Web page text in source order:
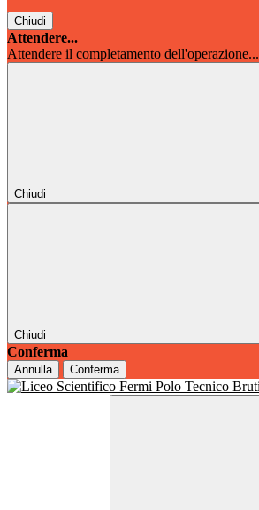
Chiudi
Attendere...
Attendere il completamento dell'operazione...
Chiudi
Chiudi
Conferma
Annulla Conferma